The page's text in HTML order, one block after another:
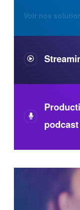
Voir nos
podcast